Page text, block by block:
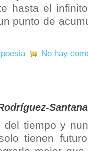
hasta el
punto de
poesia No hay
Santana
del tiempo y
tienen